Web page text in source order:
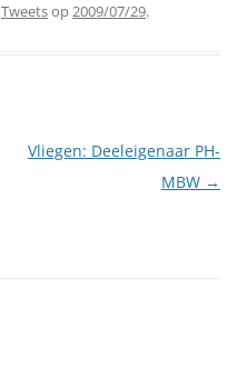
Tweetsop2009/07/29.
Vliegen: Deeleigenaar PH-
MBW →